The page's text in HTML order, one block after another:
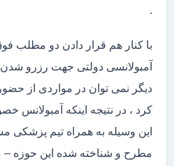
.
با کنار هم قرار دادن دو مطلب
آمبولانسی دولتی جهت رزرو شدن
دیگر نمی توان در مواردی از
کرد ، در نتیجه اینکه آمبولانس
این وسیله به همراه تیم پزشکی
مطرح و شناخته شده این حوزه –